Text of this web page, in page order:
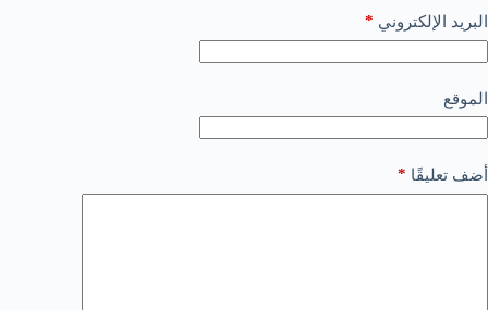
البريد الإلكتروني *
الموقع
أضف تعليقًا *